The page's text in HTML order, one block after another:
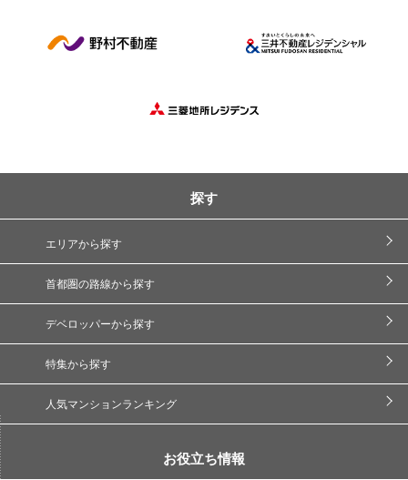
探す
エリアから探す
首都圏の路線から探す
デベロッパーから探す
特集から探す
人気マンションランキング
お役立ち情報